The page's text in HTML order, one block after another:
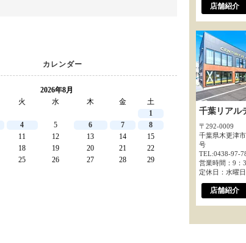
カレンダー
2026年8月
火 水 木 金
土
1
4 5 6 7
8
11 12 13 14
15
18 19 20 21
22
25 26 27 28
29
店舗紹介
千葉リアル
〒292-0009
千葉県木更津
号
TEL:0438-97-
営業時間：9：
定休日：水曜日
店舗紹介